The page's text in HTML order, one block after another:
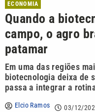
ECONOMIA
Quando a
campo, o agro
patamar
Em uma das regiões
biotecnologia deixa de
passa a integrar a
Elcio Ramos 03/12/